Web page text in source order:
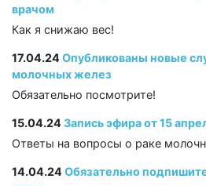
врачом
Как я снижаю вес!
17.04.24Опубликованы новые
молочных желез
Обязательно посмотрите!
15.04.24Запись эфира от 15
Ответы на вопросы о раке
14.04.24Обязательно